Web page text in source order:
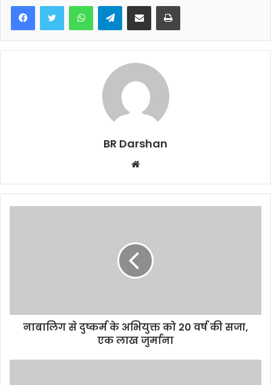
Telegram
BR Darshan
b
s
e
नाबालिग से दुष्कर्म के अभियुक्त को 20 वर्ष की सजा,
एक लाख जुर्माना